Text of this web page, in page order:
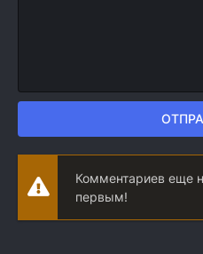
Комментариев еще
первым!